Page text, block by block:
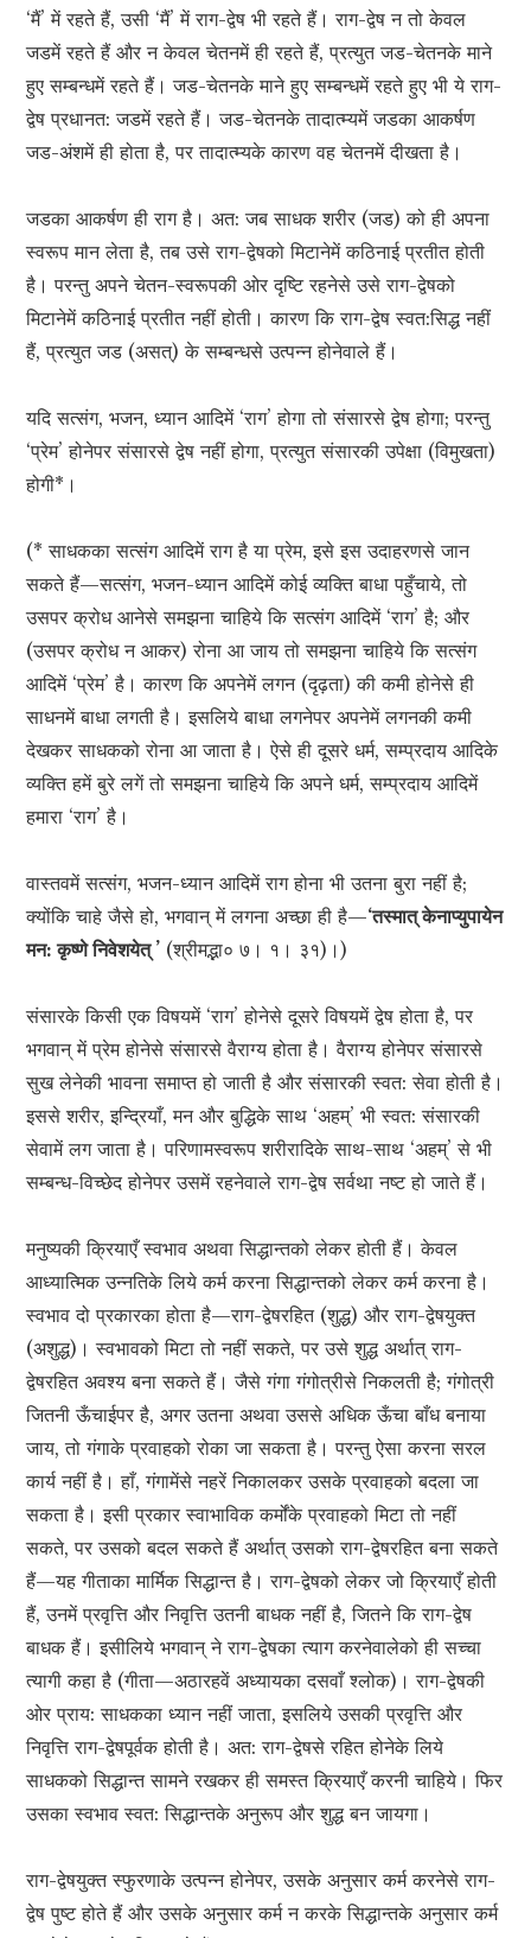
‘मैं’ में रहते हैं, उसी ‘मैं’ में राग-द्वेष भी रहते हैं। राग-द्वेष न तो केवल
जडमें रहते हैं और न केवल चेतनमें ही रहते हैं, प्रत्युत जड-चेतनके माने
हुए सम्बन्धमें रहते हैं। जड-चेतनके माने हुए सम्बन्धमें रहते हुए भी ये राग-
द्वेष प्रधानत: जडमें रहते हैं। जड-चेतनके तादात्म्यमें जडका आकर्षण
जड-अंशमें ही होता है, पर तादात्म्यके कारण वह चेतनमें दीखता है।
जडका आकर्षण ही राग है। अत: जब साधक शरीर (जड) को ही अपना
स्वरूप मान लेता है, तब उसे राग-द्वेषको मिटानेमें कठिनाई प्रतीत होती
है। परन्तु अपने चेतन-स्वरूपकी ओर दृष्टि रहनेसे उसे राग-द्वेषको
मिटानेमें कठिनाई प्रतीत नहीं होती। कारण कि राग-द्वेष स्वत:सिद्ध नहीं
हैं, प्रत्युत जड (असत्) के सम्बन्धसे उत्पन्न होनेवाले हैं।
यदि सत्संग, भजन, ध्यान आदिमें ‘राग’ होगा तो संसारसे द्वेष होगा; परन्तु
‘प्रेम’ होनेपर संसारसे द्वेष नहीं होगा, प्रत्युत संसारकी उपेक्षा (विमुखता)
होगी*।
(* साधकका सत्संग आदिमें राग है या प्रेम, इसे इस उदाहरणसे जान
सकते हैं—सत्संग, भजन-ध्यान आदिमें कोई व्यक्ति बाधा पहुँचाये, तो
उसपर क्रोध आनेसे समझना चाहिये कि सत्संग आदिमें ‘राग’ है; और
(उसपर क्रोध न आकर) रोना आ जाय तो समझना चाहिये कि सत्संग
आदिमें ‘प्रेम’ है। कारण कि अपनेमें लगन (दृढ़ता) की कमी होनेसे ही
साधनमें बाधा लगती है। इसलिये बाधा लगनेपर अपनेमें लगनकी कमी
देखकर साधकको रोना आ जाता है। ऐसे ही दूसरे धर्म, सम्प्रदाय आदिके
व्यक्ति हमें बुरे लगें तो समझना चाहिये कि अपने धर्म, सम्प्रदाय आदिमें
हमारा ‘राग’ है।
वास्तवमें सत्संग, भजन-ध्यान आदिमें राग होना भी उतना बुरा नहीं है;
क्योंकि चाहे जैसे हो, भगवान् में लगना अच्छा ही है—‘तस्मात् केनाप्युपायेन
मन: कृष्णे निवेशयेत् ’ (श्रीमद्भा० ७। १। ३१)।)
संसारके किसी एक विषयमें ‘राग’ होनेसे दूसरे विषयमें द्वेष होता है, पर
भगवान् में प्रेम होनेसे संसारसे वैराग्य होता है। वैराग्य होनेपर संसारसे
सुख लेनेकी भावना समाप्त हो जाती है और संसारकी स्वत: सेवा होती है।
इससे शरीर, इन्द्रियाँ, मन और बुद्धिके साथ ‘अहम्’ भी स्वत: संसारकी
सेवामें लग जाता है। परिणामस्वरूप शरीरादिके साथ-साथ ‘अहम्’ से भी
सम्बन्ध-विच्छेद होनेपर उसमें रहनेवाले राग-द्वेष सर्वथा नष्ट हो जाते हैं।
मनुष्यकी क्रियाएँ स्वभाव अथवा सिद्धान्तको लेकर होती हैं। केवल
आध्यात्मिक उन्नतिके लिये कर्म करना सिद्धान्तको लेकर कर्म करना है।
स्वभाव दो प्रकारका होता है—राग-द्वेषरहित (शुद्ध) और राग-द्वेषयुक्त
(अशुद्ध)। स्वभावको मिटा तो नहीं सकते, पर उसे शुद्ध अर्थात् राग-
द्वेषरहित अवश्य बना सकते हैं। जैसे गंगा गंगोत्रीसे निकलती है; गंगोत्री
जितनी ऊँचाईपर है, अगर उतना अथवा उससे अधिक ऊँचा बाँध बनाया
जाय, तो गंगाके प्रवाहको रोका जा सकता है। परन्तु ऐसा करना सरल
कार्य नहीं है। हाँ, गंगामेंसे नहरें निकालकर उसके प्रवाहको बदला जा
सकता है। इसी प्रकार स्वाभाविक कर्मोंके प्रवाहको मिटा तो नहीं
सकते, पर उसको बदल सकते हैं अर्थात् उसको राग-द्वेषरहित बना सकते
हैं—यह गीताका मार्मिक सिद्धान्त है। राग-द्वेषको लेकर जो क्रियाएँ होती
हैं, उनमें प्रवृत्ति और निवृत्ति उतनी बाधक नहीं है, जितने कि राग-द्वेष
बाधक हैं। इसीलिये भगवान् ने राग-द्वेषका त्याग करनेवालेको ही सच्चा
त्यागी कहा है (गीता—अठारहवें अध्यायका दसवाँ श्लोक)। राग-द्वेषकी
ओर प्राय: साधकका ध्यान नहीं जाता, इसलिये उसकी प्रवृत्ति और
निवृत्ति राग-द्वेषपूर्वक होती है। अत: राग-द्वेषसे रहित होनेके लिये
साधकको सिद्धान्त सामने रखकर ही समस्त क्रियाएँ करनी चाहिये। फिर
उसका स्वभाव स्वत: सिद्धान्तके अनुरूप और शुद्ध बन जायगा।
राग-द्वेषयुक्त स्फुरणाके उत्पन्न होनेपर, उसके अनुसार कर्म करनेसे राग-
द्वेष पुष्ट होते हैं और उसके अनुसार कर्म न करके सिद्धान्तके अनुसार कर्म